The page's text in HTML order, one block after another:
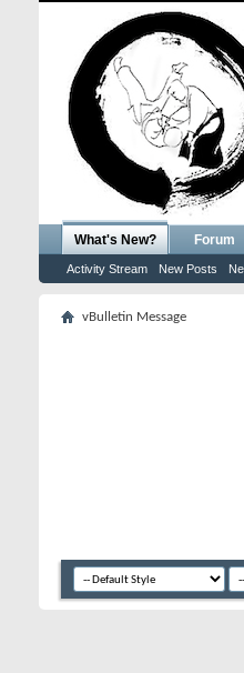
What's New?
Activity Stream New Posts
Forum
vBulletin Message